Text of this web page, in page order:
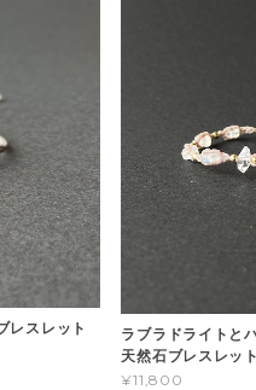
レスレット
ラブラドライトと
天然石ブレスレット
¥11,800